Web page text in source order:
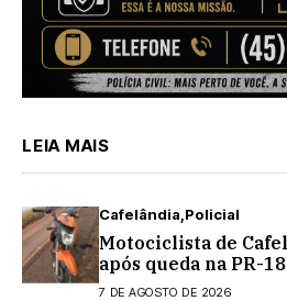
LEIA MAIS
Cafelândia Policial
Motociclista de
após queda na PR-
Centenário
7 DE AGOSTO DE 2026